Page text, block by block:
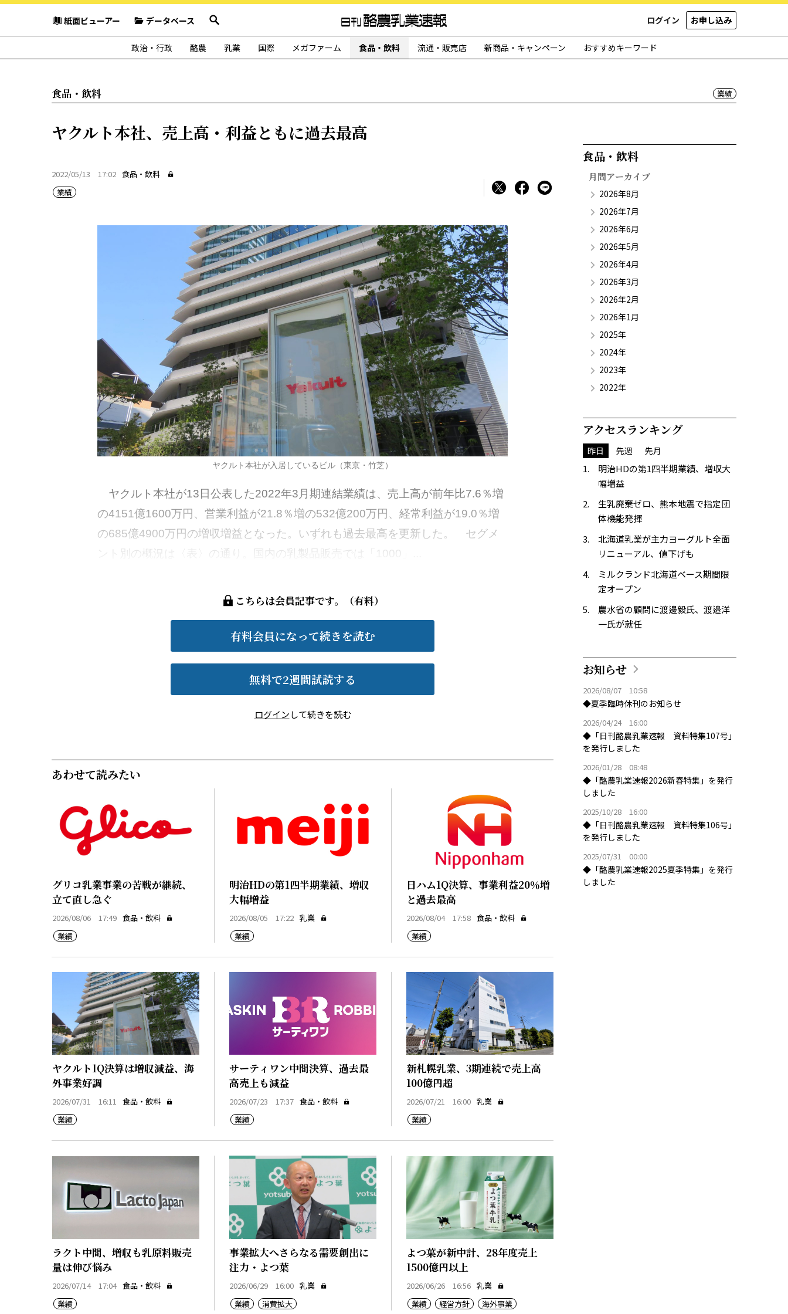
紙面ビューアー データベース ログイン お申し込み
政治・行政 酪農 乳業 国際 メガファーム 食品・飲料 流通・販売店 新商品・キャンペーン おすすめキーワード
食品・飲料 業績
ヤクルト本社、売上高・利益ともに過去最高
2022/05/13 17:02 食品・飲料
業績
ヤクルト本社が入居しているビル（東京・竹芝）
ヤクルト本社が13日公表した2022年3月期連結業績は、売上高が前年比7.6％増
の4151億1600万円、営業利益が21.8％増の532億200万円、経常利益が19.0％増
の685億4900万円の増収増益となった。いずれも過去最高を更新した。 セグメ
ント別の概況は〈表〉の通り。国内の乳製品販売では「1000」...
こちらは会員記事です。（有料）
有料会員になって続きを読む
無料で2週間試読する
ログインして続きを読む
あわせて読みたい
グリコ乳業事業の苦戦が継続、
立て直し急ぐ
2026/08/06 17:49 食品・飲料
業績
明治HDの第1四半期業績、増収
大幅増益
2026/08/05 17:22 乳業
業績
日ハム1Q決算、事業利益20％増
と過去最高
2026/08/04 17:58 食品・飲料
業績
ヤクルト1Q決算は増収減益、海
外事業好調
2026/07/31 16:11 食品・飲料
業績
サーティワン中間決算、過去最
高売上も減益
2026/07/23 17:37 食品・飲料
業績
新札幌乳業、3期連続で売上高
100億円超
2026/07/21 16:00 乳業
業績
ラクト中間、増収も乳原料販売
量は伸び悩み
2026/07/14 17:04 食品・飲料
業績
事業拡大へさらなる需要創出に
注力・よつ葉
2026/06/29 16:00 乳業
業績
消費拡大
よつ葉が新中計、28年度売上
1500億円以上
2026/06/26 16:56 乳業
業績
経営方針 海外事業
食品・飲料​
月間アーカイブ
2026年8月
2026年7月
2026年6月
2026年5月
2026年4月
2026年3月
2026年2月
2026年1月
2025年
2024年
2023年
2022年
アクセスランキング
昨日 先週 先月
明治HDの第1四半期業績、増収大
幅増益
生乳廃棄ゼロ、熊本地震で指定団
体機能発揮
北海道乳業が主力ヨーグルト全面
リニューアル、値下げも
ミルクランド北海道ベース期間限
定オープン
農水省の顧問に渡邊毅氏、渡邉洋
一氏が就任
お知らせ
2026/08/07 10:58
◆夏季臨時休刊のお知らせ
2026/04/24 16:00
◆「日刊酪農乳業速報 資料特集107号」
を発行しました
2026/01/28 08:48
◆「酪農乳業速報2026新春特集」を発行
しました
2025/10/28 16:00
◆「日刊酪農乳業速報 資料特集106号」
を発行しました
2025/07/31 00:00
◆「酪農乳業速報2025夏季特集」を発行
しました